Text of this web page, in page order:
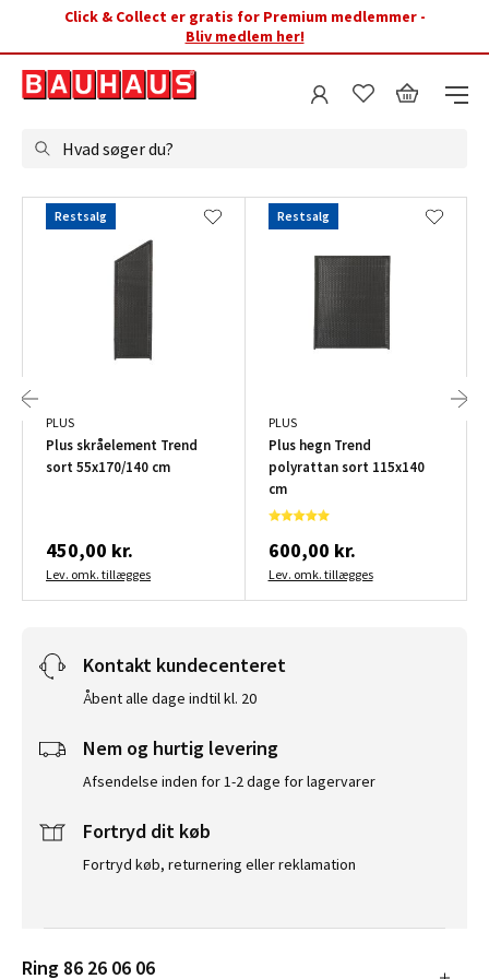
Click & Collect er gratis for Premium medlemmer -
Bliv medlem her!
Hvad søger du?
Restsalg
PLUS
Plus skråelement Trend
sort 55x170/140 cm
450,00 kr.
Lev. omk. tillægges
Restsalg
PLUS
Plus hegn Trend
polyrattan sort 115x140
cm
600,00 kr.
Lev. omk. tillægges
Kontakt kundecenteret
Åbent alle dage indtil kl. 20
Nem og hurtig levering
Afsendelse inden for 1-2 dage for lagervarer
Fortryd dit køb
Fortryd køb, returnering eller reklamation
Ring 86 26 06 06